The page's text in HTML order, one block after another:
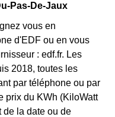
Pas-De-Jaux
vous en
d'EDF ou en vous
: edf.fr. Les
2018, toutes les
par téléphone ou par
prix du KWh (KiloWatt
de la date ou de